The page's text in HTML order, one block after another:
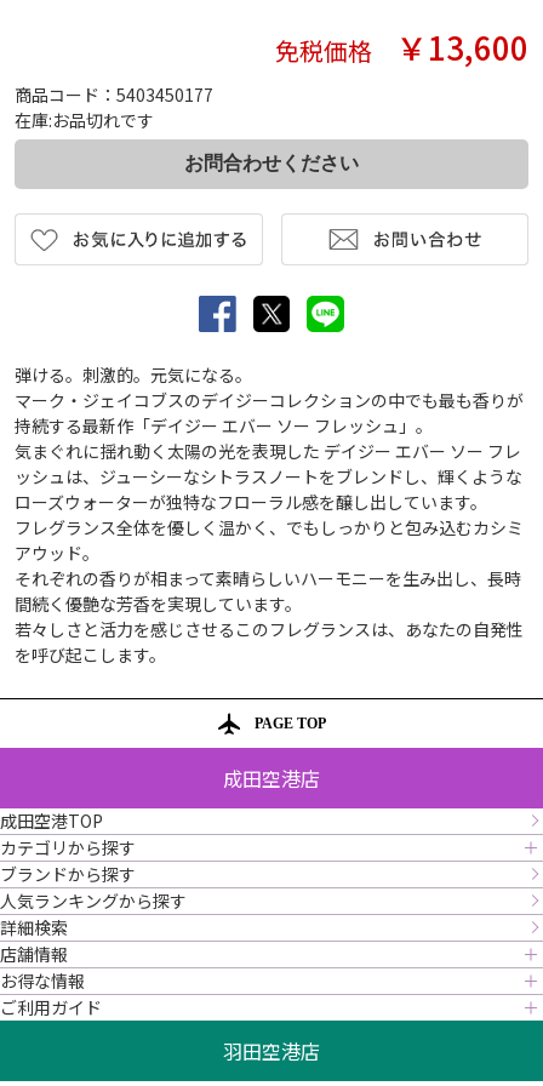
免税価格 ￥13,600
商品コード：5403450177
在庫:お品切れです
弾ける。刺激的。元気になる。
マーク・ジェイコブスのデイジーコレクションの中でも最も香りが
持続する最新作「デイジー エバー ソー フレッシュ」。
気まぐれに揺れ動く太陽の光を表現した デイジー エバー ソー フレ
ッシュは、ジューシーなシトラスノートをブレンドし、輝くような
ローズウォーターが独特なフローラル感を醸し出しています。
フレグランス全体を優しく温かく、でもしっかりと包み込むカシミ
アウッド。
それぞれの香りが相まって素晴らしいハーモニーを生み出し、長時
間続く優艶な芳香を実現しています。
若々しさと活力を感じさせるこのフレグランスは、あなたの自発性
を呼び起こします。
PAGE TOP
成田空港店
成田空港TOP
カテゴリから探す
ブランドから探す
人気ランキングから探す
詳細検索
店舗情報
お得な情報
ご利用ガイド
羽田空港店